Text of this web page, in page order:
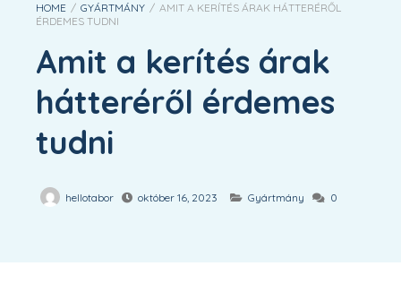
HOME / GYÁRTMÁNY / AMIT A KERÍTÉS ÁRAK HÁTTERÉRŐL
ÉRDEMES TUDNI
Amit a kerítés árak
hátteréről érdemes
tudni
hellotabor október 16, 2023 Gyártmány 0